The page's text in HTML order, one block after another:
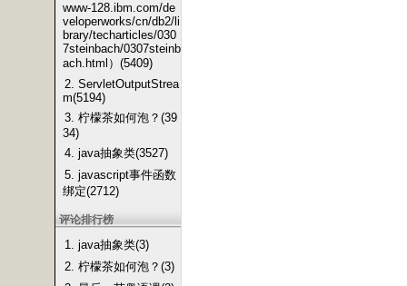
www-128.ibm.com/de
veloperworks/cn/db2/li
brary/techarticles/030
7steinbach/0307steinb
ach.html）(5409)
2. ServletOutputStrea
m(5194)
3. 柠檬茶如何泡？(39
34)
4. java抽象类(3527)
5. javascript事件函数
绑定(2712)
评论排行榜
1. java抽象类(3)
2. 柠檬茶如何泡？(3)